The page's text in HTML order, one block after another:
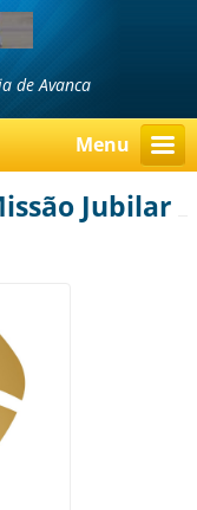
de Avanca
Menu
Jubilar